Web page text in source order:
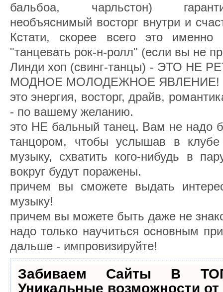
бальбоа, чарльстон)
необъяснимый восторг внутри и
Кстати, скорее всего это
"танцевать рок-н-ролл" (если вы не
Линди хоп (свинг-танцы) - ЭТО НЕ
МОДНОЕ МОЛОДЕЖНОЕ ЯВЛЕНИЕ!
это энергия, восторг, драйв,
- по вашему желанию.
это НЕ бальный танец. Вам не надо
танцором, чтобы услышав в
музыку, схватить кого-нибудь в
вокруг будут поражены.
причем вы сможете выдать
музыку!
причем вы можете быть даже не
надо только научиться основным
дальше - импровизируйте!
Забиваем Сайты В
Уникальные возможности от